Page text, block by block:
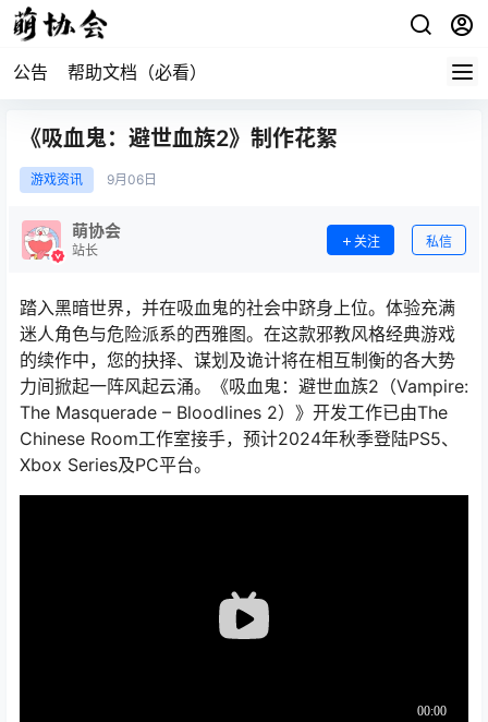
公告 帮助文档（必看）
《吸血鬼：避世血族2》制作花絮
游戏资讯 9月 06日
萌协会
站长
关注 私信
踏入黑暗世界，并在吸血鬼的社会中跻身上位。体验充满
迷人角色与危险派系的西雅图。在这款邪教风格经典游戏
的续作中，您的抉择、谋划及诡计将在相互制衡的各大势
力间掀起一阵风起云涌。《吸血鬼：避世血族2（Vampire:
The Masquerade – Bloodlines 2）》开发工作已由The
Chinese Room工作室接手，预计2024年秋季登陆PS5、
Xbox Series及PC平台。